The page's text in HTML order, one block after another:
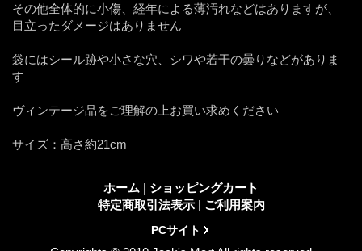
その他全体的に小傷、経年による薄汚れなどはありますが、
目立ったダメージはありません
袋にはシール跡や小さな穴、シワや若干の曇りなどがありま
す
ヴィンテージ品をご理解の上お買い求めください
サイズ：高さ約21cm
ホーム | ショッピングカート
特定商取引法表示 | ご利用案内
PCサイト